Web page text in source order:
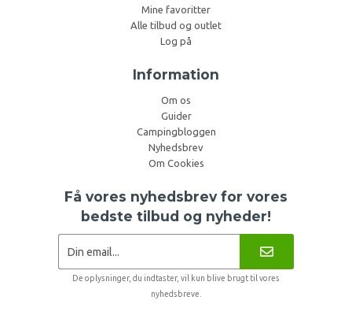
Mine favoritter
Alle tilbud og outlet
Log på
Information
Om os
Guider
Campingbloggen
Nyhedsbrev
Om Cookies
Få vores nyhedsbrev for vores
bedste tilbud og nyheder!
De oplysninger, du indtaster, vil kun blive brugt til vores
nyhedsbreve.